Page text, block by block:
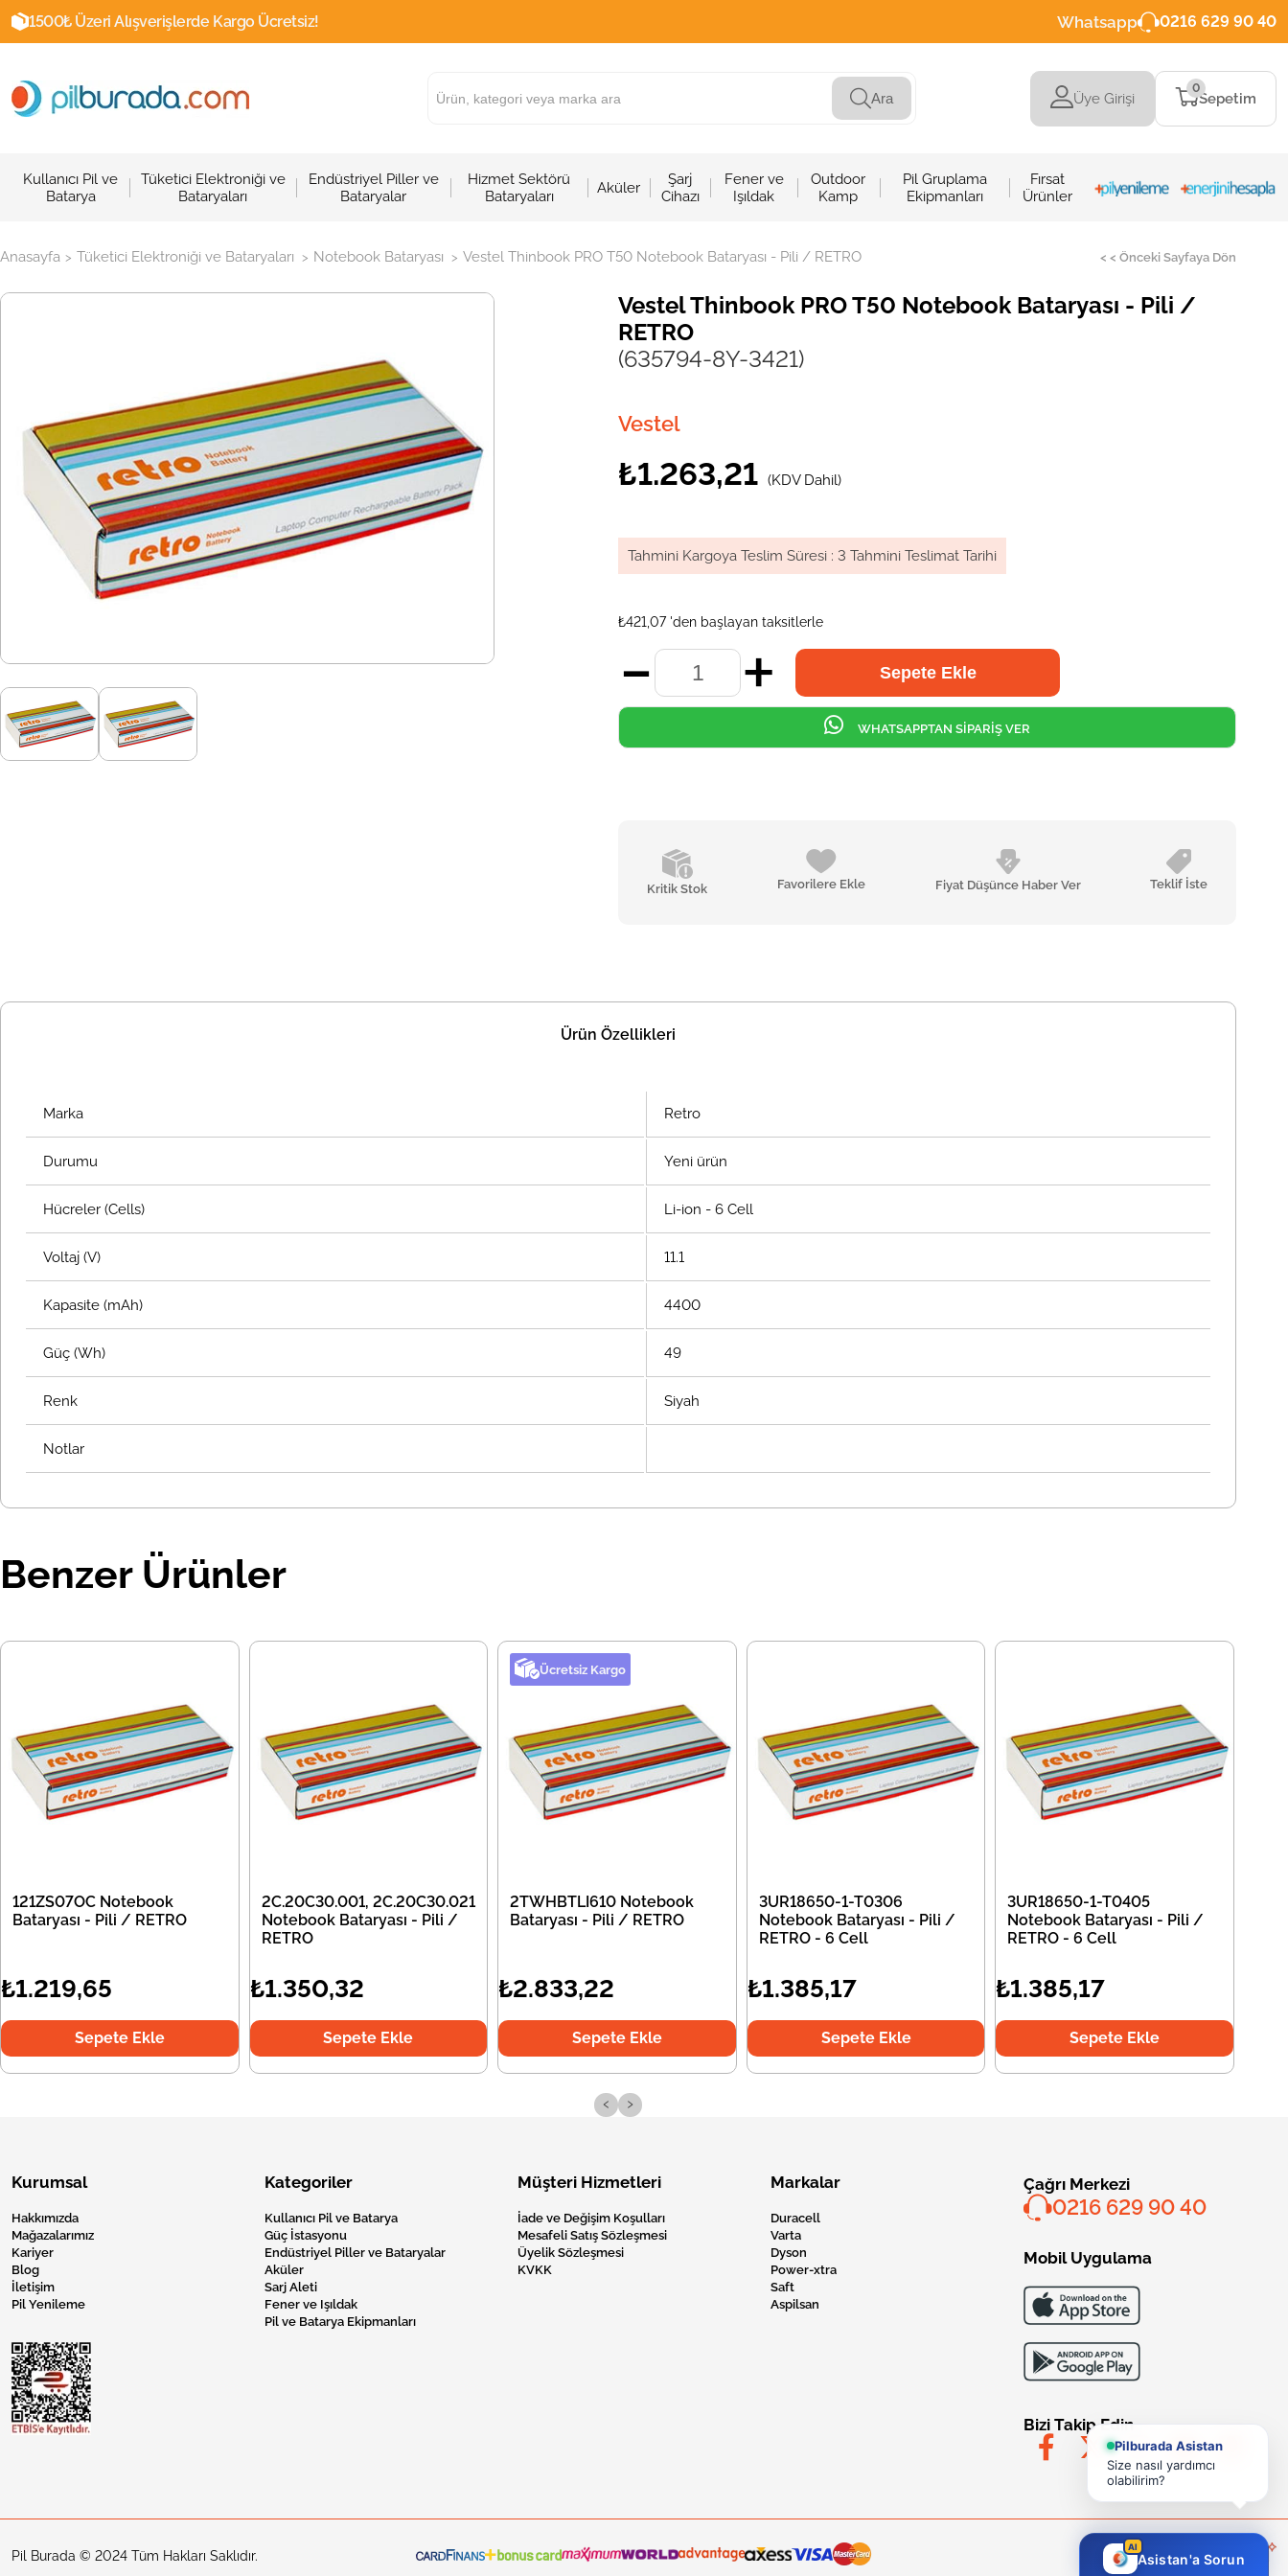
1500₺ Üzeri Alışverişlerde Kargo Ücretsiz! Whatsapp 0216 629 90 40
Ara Üye Girişi Sepetim
0
Kullanıcı Pil ve
Batarya
Tüketici Elektroniği ve
Bataryaları
Endüstriyel Piller ve
Bataryalar
Hizmet Sektörü
Bataryaları
Aküler
Şarj
Cihazı
Fener ve
Işıldak
Outdoor
Kamp
Pil Gruplama
Ekipmanları
Fırsat
Ürünler
Anasayfa > Tüketici Elektroniği ve Bataryaları > Notebook Bataryası > Vestel Thinbook PRO T50 Notebook Bataryası - Pili / RETRO < < Önceki Sayfaya Dön
Vestel Thinbook PRO T50 Notebook Bataryası - Pili /
RETRO
(635794-8Y-3421)
Vestel
₺1.263,21 (KDV Dahil)
Tahmini Kargoya Teslim Süresi : 3 Tahmini Teslimat Tarihi
₺421,07 'den başlayan taksitlerle
Kritik Stok Favorilere Ekle Fiyat Düşünce Haber Ver Teklif İste
WHATSAPPTAN SİPARİŞ VER
Ürün Özellikleri
Marka Retro
Durumu Yeni ürün
Hücreler (Cells) Li-ion - 6 Cell
Voltaj (V) 11.1
Kapasite (mAh) 4400
Güç (Wh) 49
Renk Siyah
Notlar
Benzer Ürünler
121ZS07OC Notebook
Bataryası - Pili / RETRO
₺1.219,65
Sepete Ekle
2C.20C30.001, 2C.20C30.021
Notebook Bataryası - Pili /
RETRO
₺1.350,32
Sepete Ekle
Ücretsiz Kargo
2TWHBTLI610 Notebook
Bataryası - Pili / RETRO
₺2.833,22
Sepete Ekle
3UR18650-1-T0306
Notebook Bataryası - Pili /
RETRO - 6 Cell
₺1.385,17
Sepete Ekle
3UR18650-1-T0405
Notebook Bataryası - Pili /
RETRO - 6 Cell
₺1.385,17
Sepete Ekle
‹ ›
Kurumsal
Hakkımızda
Mağazalarımız
Kariyer
Blog
İletişim
Pil Yenileme
Kategoriler
Kullanıcı Pil ve Batarya
Güç İstasyonu
Endüstriyel Piller ve Bataryalar
Aküler
Sarj Aleti
Fener ve Işıldak
Pil ve Batarya Ekipmanları
Müşteri Hizmetleri
İade ve Değişim Koşulları
Mesafeli Satış Sözleşmesi
Üyelik Sözleşmesi
KVKK
Markalar
Duracell
Varta
Dyson
Power-xtra
Saft
Aspilsan
Çağrı Merkezi
0216 629 90 40
Mobil Uygulama
Bizi Takip Edin
Pil Burada © 2024 Tüm Hakları Saklıdır.
Pilburada Asistan
Size nasıl yardımcı
olabilirim?
AI
Asistan'a Sorun